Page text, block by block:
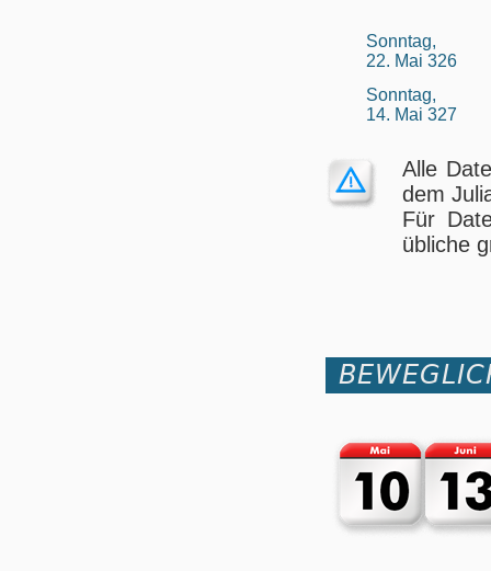
Sonntag,
22. Mai 326
Sonntag,
14. Mai 327
Alle
dem
Für
übliche